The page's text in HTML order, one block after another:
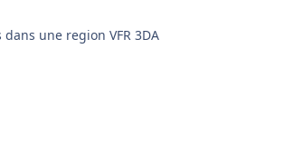
une region VFR 3DA